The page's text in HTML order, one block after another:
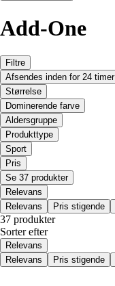
Add-One
Filtre
Afsendes inden for 24 timer
Størrelse
Dominerende farve
Aldersgruppe
Produkttype
Sport
Pris
Se 37 produkter
Relevans
Relevans
Pris stigende
37 produkter
Sorter efter
Relevans
Relevans
Pris stigende